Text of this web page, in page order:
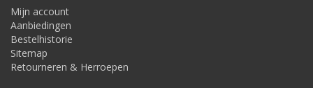
Mijn account
Aanbiedingen
Bestelhistorie
Sitemap
Retourneren & Herroepen